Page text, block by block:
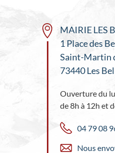
MAIRIE LES
1 Place des
Saint-Martin
73440 Les
Ouverture du
de 8h à 12h et
04 79 08
Nous